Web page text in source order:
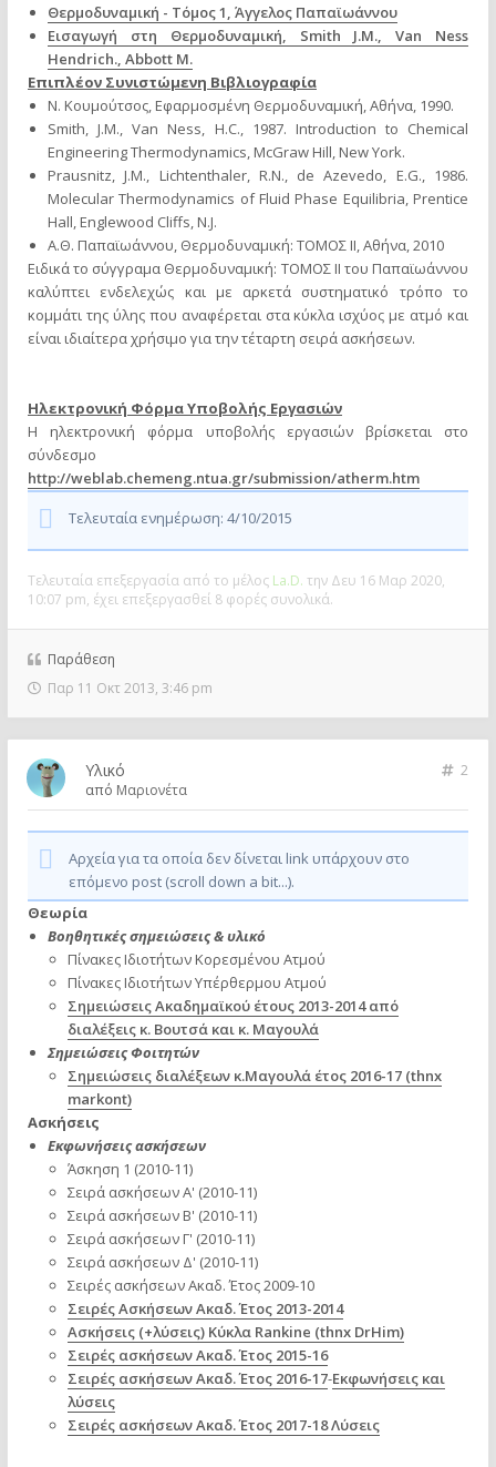
Θερμοδυναμική - Τόμος 1, Άγγελος Παπαϊωάννου
Εισαγωγή στη Θερμοδυναμική, Smith J.M., Van Ness
Hendrich., Abbott M.
Επιπλέον Συνιστώμενη Βιβλιογραφία
Ν. Κουμούτσος, Εφαρμοσμένη Θερμοδυναμική, Αθήνα, 1990.
Smith, J.M., Van Ness, H.C., 1987. Introduction to Chemical
Engineering Thermodynamics, McGraw Hill, New York.
Prausnitz, J.M., Lichtenthaler, R.N., de Azevedo, E.G., 1986.
Molecular Thermodynamics of Fluid Phase Equilibria, Prentice
Hall, Englewood Cliffs, N.J.
Α.Θ. Παπαϊωάννου, Θερμοδυναμική: ΤΟΜΟΣ II, Αθήνα, 2010
Ειδικά το σύγγραμα Θερμοδυναμική: ΤΟΜΟΣ II του Παπαϊωάννου
καλύπτει ενδελεχώς και με αρκετά συστηματικό τρόπο το
κομμάτι της ύλης που αναφέρεται στα κύκλα ισχύος με ατμό και
είναι ιδιαίτερα χρήσιμο για την τέταρτη σειρά ασκήσεων.
Ηλεκτρονική Φόρμα Υποβολής Εργασιών
Η ηλεκτρονική φόρμα υποβολής εργασιών βρίσκεται στο
σύνδεσμο
http://weblab.chemeng.ntua.gr/submission/atherm.htm
Τελευταία ενημέρωση: 4/10/2015
Τελευταία επεξεργασία από το μέλος La.D. την Δευ 16 Μαρ 2020,
10:07 pm, έχει επεξεργασθεί 8 φορές συνολικά.
Παράθεση
Παρ 11 Οκτ 2013, 3:46 pm
Υλικό
2
από Μαριονέτα
Αρχεία για τα οποία δεν δίνεται link υπάρχουν στο
επόμενο post (scroll down a bit...).
Θεωρία
Βοηθητικές σημειώσεις & υλικό
Πίνακες Ιδιοτήτων Κορεσμένου Ατμού
Πίνακες Ιδιοτήτων Υπέρθερμου Ατμού
Σημειώσεις Ακαδημαϊκού έτους 2013-2014 από
διαλέξεις κ. Βουτσά και κ. Μαγουλά
Σημειώσεις Φοιτητών
Σημειώσεις διαλέξεων κ.Μαγουλά έτος 2016-17 (thnx
markont)
Ασκήσεις
Εκφωνήσεις ασκήσεων
Άσκηση 1 (2010-11)
Σειρά ασκήσεων Α' (2010-11)
Σειρά ασκήσεων Β' (2010-11)
Σειρά ασκήσεων Γ' (2010-11)
Σειρά ασκήσεων Δ' (2010-11)
Σειρές ασκήσεων Ακαδ. Έτος 2009-10
Σειρές Ασκήσεων Ακαδ. Έτος 2013-2014
Ασκήσεις (+λύσεις) Κύκλα Rankine (thnx DrHim)
Σειρές ασκήσεων Ακαδ. Έτος 2015-16
Σειρές ασκήσεων Ακαδ. Έτος 2016-17-Εκφωνήσεις και
λύσεις
Σειρές ασκήσεων Ακαδ. Έτος 2017-18 Λύσεις